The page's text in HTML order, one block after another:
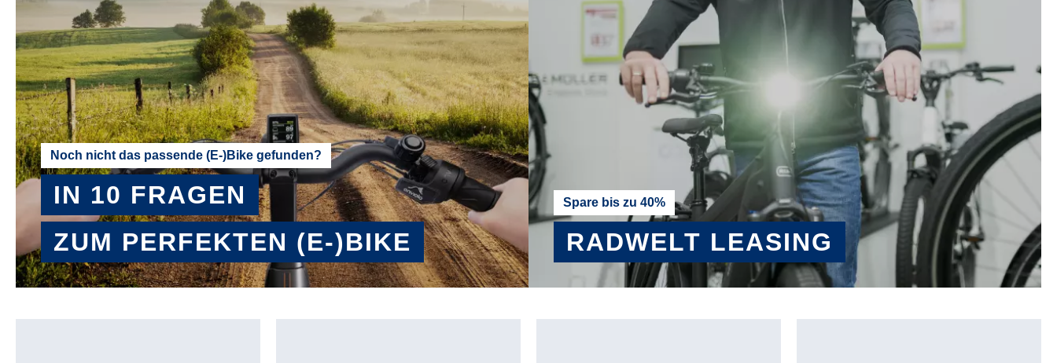
Noch nicht das passende (E-)Bike gefunden?
IN 10 FRAGEN
ZUM PERFEKTEN (E-)BIKE
BERATER STARTEN
Spare bis zu 40%
RADWELT LEASING
MEHR ERFAHREN